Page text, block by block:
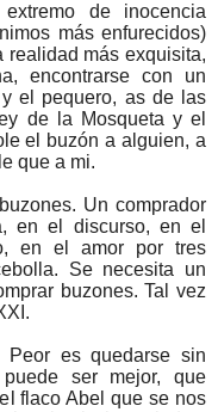
de inocencia
más enfurecidos)
realidad más exquisita,
encontrarse con un
el pequero, as de las
de la Mosqueta y el
el buzón a alguien, a
que a mi.
Un comprador
en el discurso, en el
en el amor por tres
Se necesita un
buzones. Tal vez
Peor es quedarse sin
ser mejor, que
flaco Abel que se nos